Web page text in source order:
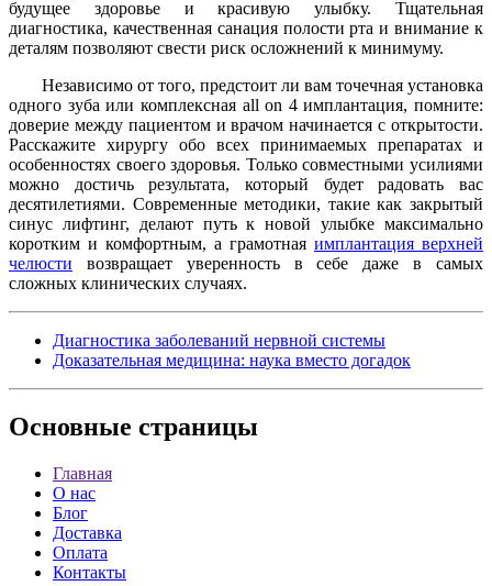
будущее здоровье и красивую улыбку. Тщательная
диагностика, качественная санация полости рта и внимание к
деталям позволяют свести риск осложнений к минимуму.
Независимо от того, предстоит ли вам точечная установка
одного зуба или комплексная all on 4 имплантация, помните:
доверие между пациентом и врачом начинается с открытости.
Расскажите хирургу обо всех принимаемых препаратах и
особенностях своего здоровья. Только совместными усилиями
можно достичь результата, который будет радовать вас
десятилетиями. Современные методики, такие как закрытый
синус лифтинг, делают путь к новой улыбке максимально
коротким и комфортным, а грамотная имплантация верхней
челюсти возвращает уверенность в себе даже в самых
сложных клинических случаях.
Диагностика заболеваний нервной системы
Доказательная медицина: наука вместо догадок
Основные страницы
Главная
О нас
Блог
Доставка
Оплата
Контакты